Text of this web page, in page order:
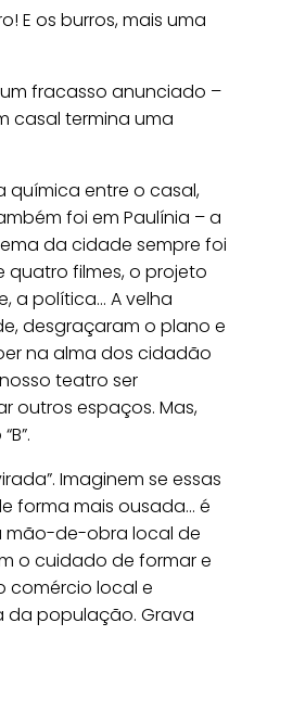
E os burros, mais uma
fracasso anunciado –
casal termina uma
química entre o casal,
foi em Paulínia – a
da cidade sempre foi
quatro filmes, o projeto
a política… A velha
desgraçaram o plano e
na alma dos cidadão
teatro ser
outros espaços. Mas,
Imaginem se essas
forma mais ousada… é
mão-de-obra local de
o cuidado de formar e
comércio local e
da população. Grava